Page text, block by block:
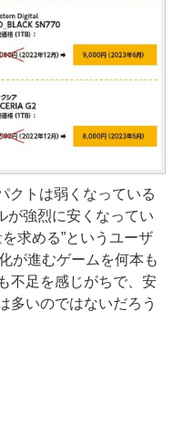
クトは弱くなっている
が強烈に安くなってい
求める”というユーザ
が進むゲームを何本も
不足を感じがちで、安
多いのではないだろう